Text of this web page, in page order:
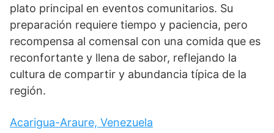
plato principal en eventos comunitarios. Su
preparación requiere tiempo y paciencia, pero
recompensa al comensal con una comida que es
reconfortante y llena de sabor, reflejando la
cultura de compartir y abundancia típica de la
región.
Acarigua-Araure, Venezuela